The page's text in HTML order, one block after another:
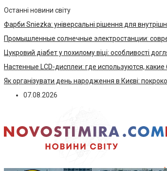
Останні новини світу
Фарби Sniezka: універсальні рішення для
Промышленные солнечные электростанции:
Цукровий діабет у похилому віці: особливості
Настенные LCD-дисплеи: где используются,
Як організувати день народження в Києві:
07.08.2026